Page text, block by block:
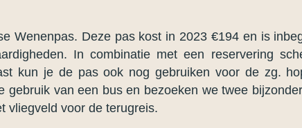
Wenenpas. Deze pas kost in 2023 €194 en is
In combinatie met een reservering
kun je de pas ook nog gebruiken voor de zg.
van een bus en bezoeken we twee
vliegveld voor de terugreis.